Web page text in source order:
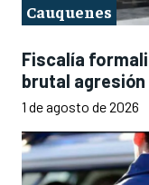
Cauquenes
Fiscalía
brutal
1 de agosto de 2026